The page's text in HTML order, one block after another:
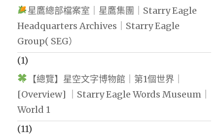
星鷹總部檔案室｜星鷹集團｜Starry Eagle
Headquarters Archives｜Starry Eagle
Group( SEG）
(1)
【總覽】星空文字博物館｜第1個世界｜
[Overview] ｜Starry Eagle Words Museum｜
World 1
(11)